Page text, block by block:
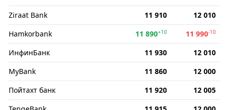
Ziraat Bank
11 910
12 010
Hamkorbank
11 890+10 11 990-10
ИнфинБанк 11 930
12 010
MyBank
11 860
12 000
Пойтахт банк
11 920
12 005